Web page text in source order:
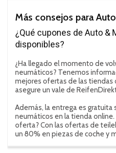
Más consejos para
¿Qué cupones de Auto &
disponibles?
¿Ha llegado el momento de
neumáticos? Tenemos
mejores ofertas de las tiendas
asegure un vale de
Además, la entrega es gratuita
neumáticos en la tienda online.
oferta? Con las ofertas de
un 80% en piezas de coche y